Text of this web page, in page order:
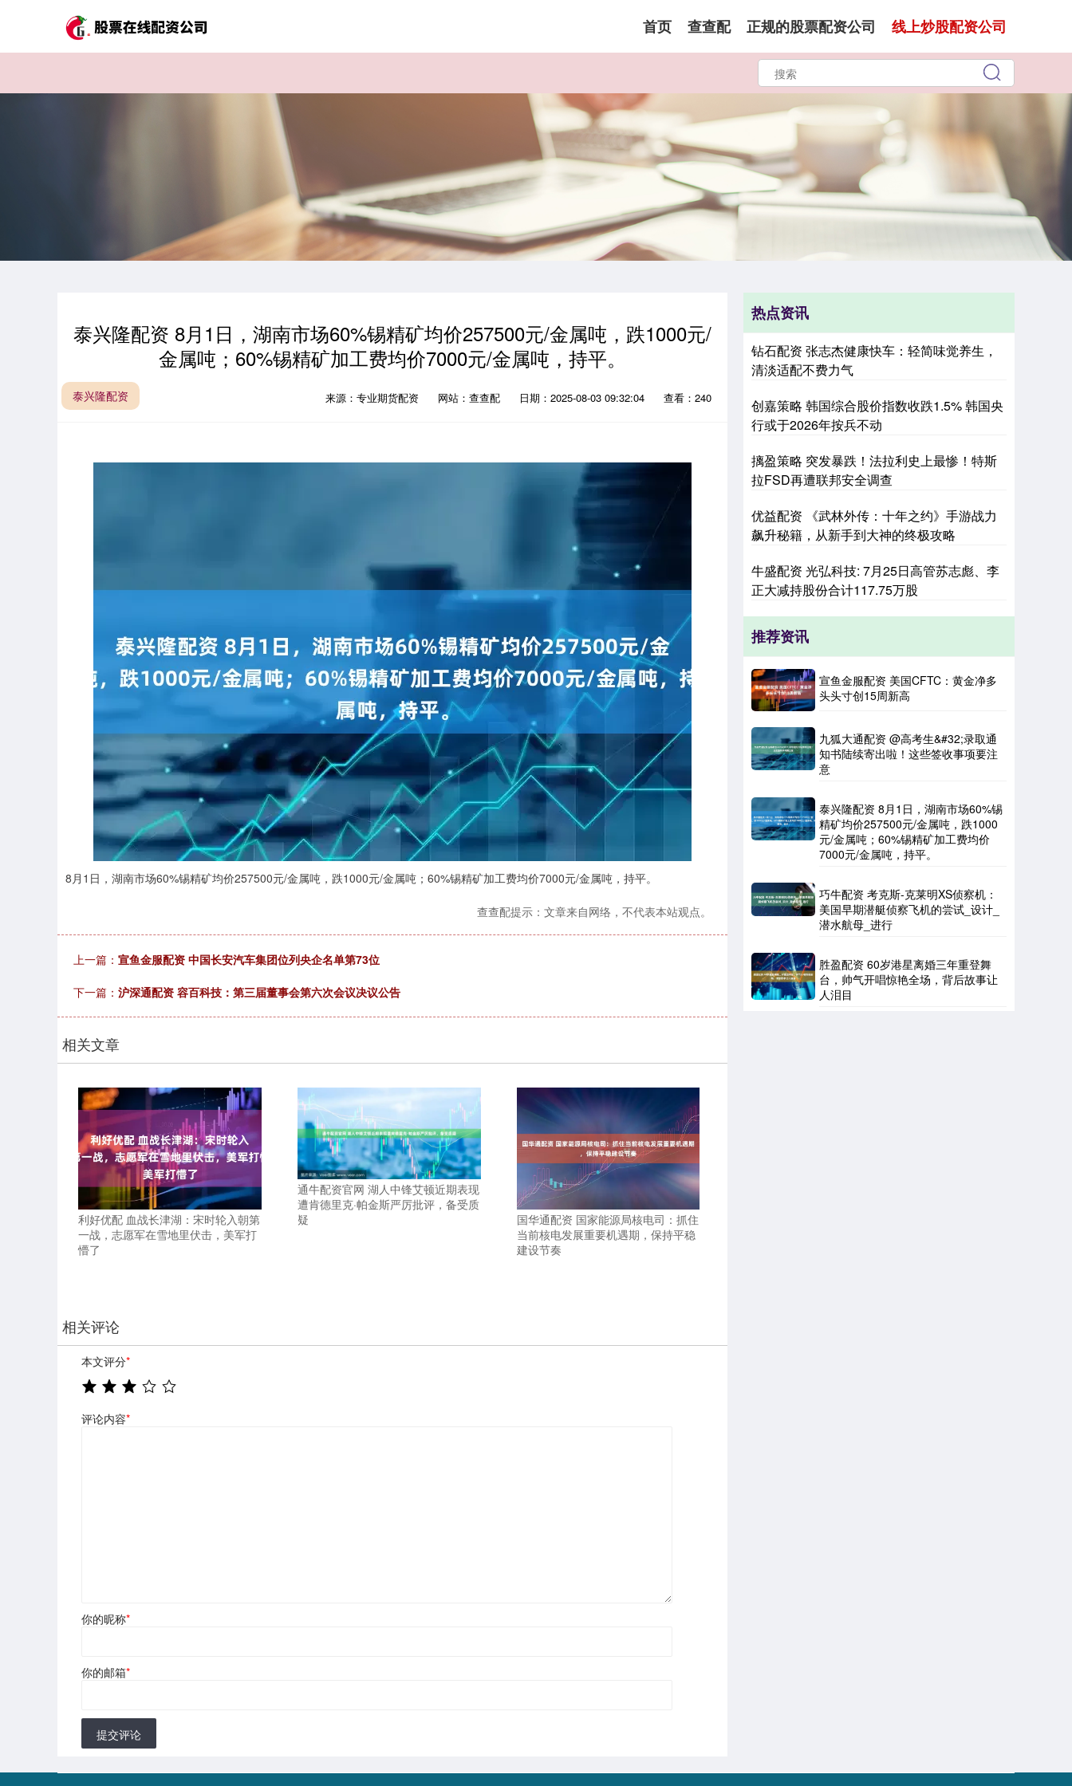
首页 查查配 正规的股票配资公司 线上炒股配资公司
泰兴隆配资 8月1日，湖南市场60%锡精矿均价257500元/金属吨，跌1000元/
金属吨；60%锡精矿加工费均价7000元/金属吨，持平。
泰兴隆配资 来源：专业期货配资 网站：查查配 日期：2025-08-03 09:32:04 查看：240
8月1日，湖南市场60%锡精矿均价257500元/金属吨，跌1000元/金属吨；60%锡精矿加工费均价7000元/金属吨，持平。
查查配提示：文章来自网络，不代表本站观点。
上一篇： 宣鱼金服配资 中国长安汽车集团位列央企名单第73位
下一篇： 沪深通配资 容百科技：第三届董事会第六次会议决议公告
相关文章
利好优配 血战长津湖：宋时轮入朝第
一战，志愿军在雪地里伏击，美军打
懵了
通牛配资官网 湖人中锋艾顿近期表现
遭肯德里克·帕金斯严厉批评，备受质
疑
国华通配资 国家能源局核电司：抓住
当前核电发展重要机遇期，保持平稳
建设节奏
相关评论
本文评分*
评论内容*
你的昵称*
你的邮箱*
提交评论
热点资讯
钻石配资 张志杰健康快车：轻简味觉养生，
清淡适配不费力气
创嘉策略 韩国综合股价指数收跌1.5% 韩国央
行或于2026年按兵不动
摛盈策略 突发暴跌！法拉利史上最惨！特斯
拉FSD再遭联邦安全调查
优益配资 《武林外传：十年之约》手游战力
飙升秘籍，从新手到大神的终极攻略
牛盛配资 光弘科技: 7月25日高管苏志彪、李
正大减持股份合计117.75万股
推荐资讯
宣鱼金服配资 美国CFTC：黄金净多
头头寸创15周新高
九狐大通配资 @高考生&#32;录取通
知书陆续寄出啦！这些签收事项要注
意
泰兴隆配资 8月1日，湖南市场60%锡
精矿均价257500元/金属吨，跌1000
元/金属吨；60%锡精矿加工费均价
7000元/金属吨，持平。
巧牛配资 考克斯-克莱明XS侦察机：
美国早期潜艇侦察飞机的尝试_设计_
潜水航母_进行
胜盈配资 60岁港星离婚三年重登舞
台，帅气开唱惊艳全场，背后故事让
人泪目